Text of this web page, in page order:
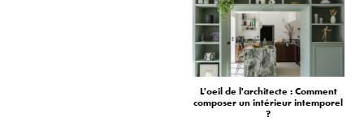
L'oeil de l'architecte : Comment
composer un intérieur intemporel
?